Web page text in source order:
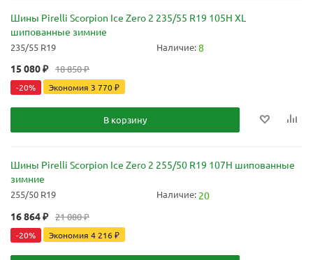
Шины Pirelli Scorpion Ice Zero 2 235/55 R19 105H XL
шипованные зимние
235/55 R19 Наличие:8
15 080₽ 18 850₽
-20% Экономия 3 770₽
В корзину
Шины Pirelli Scorpion Ice Zero 2 255/50 R19 107H шипованные
зимние
255/50 R19 Наличие: 20
16 864₽ 21 080₽
-20% Экономия 4 216₽